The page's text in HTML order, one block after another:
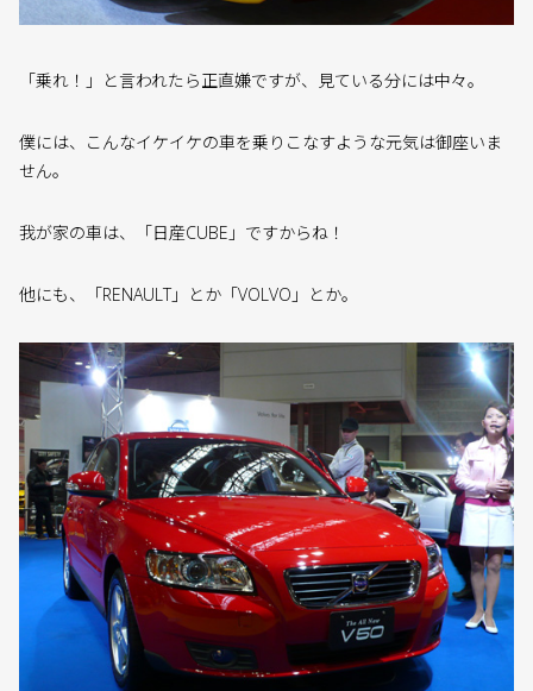
「乗れ！」と言われたら正直嫌ですが、見ている分には中々。
僕には、こんなイケイケの車を乗りこなすような元気は御座いま
せん。
我が家の車は、「日産CUBE」ですからね！
他にも、「RENAULT」とか「VOLVO」とか。